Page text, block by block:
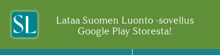
Lataa Suomen Luonto -sovellus
Google Play Storesta!